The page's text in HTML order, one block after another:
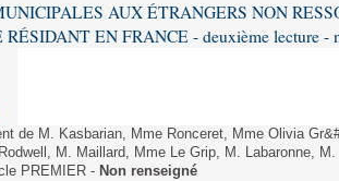
AUX ÉTRANGERS NON
RÉSIDANT EN FRANCE - deuxième lecture -
de M. Kasbarian, Mme Ronceret, Mme Olivia
M. Maillard, Mme Le Grip, M. Labaronne,
PREMIER - Non renseigné